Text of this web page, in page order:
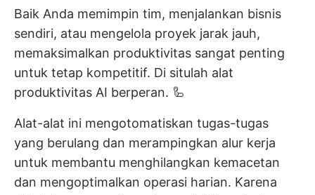
Baik Anda memimpin tim, menjalankan bisnis
sendiri, atau mengelola proyek jarak jauh,
memaksimalkan produktivitas sangat penting
untuk tetap kompetitif. Di situlah alat
produktivitas AI berperan. 🦾
Alat-alat ini mengotomatiskan tugas-tugas
yang berulang dan merampingkan alur kerja
untuk membantu menghilangkan kemacetan
dan mengoptimalkan operasi harian. Karena